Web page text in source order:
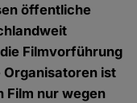
öffentliche
Filmvorführung
Organisatoren ist
Film nur wegen